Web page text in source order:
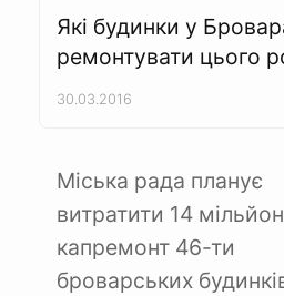
Які будинки у
ремонтувати цього
30.03.2016
Міська рада планує
витратити 14
капремонт 46-ти
броварських